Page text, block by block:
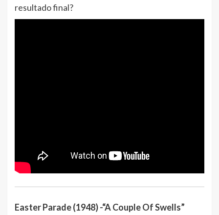
resultado final?
Easter Parade (1948) -“A Couple Of Swells”